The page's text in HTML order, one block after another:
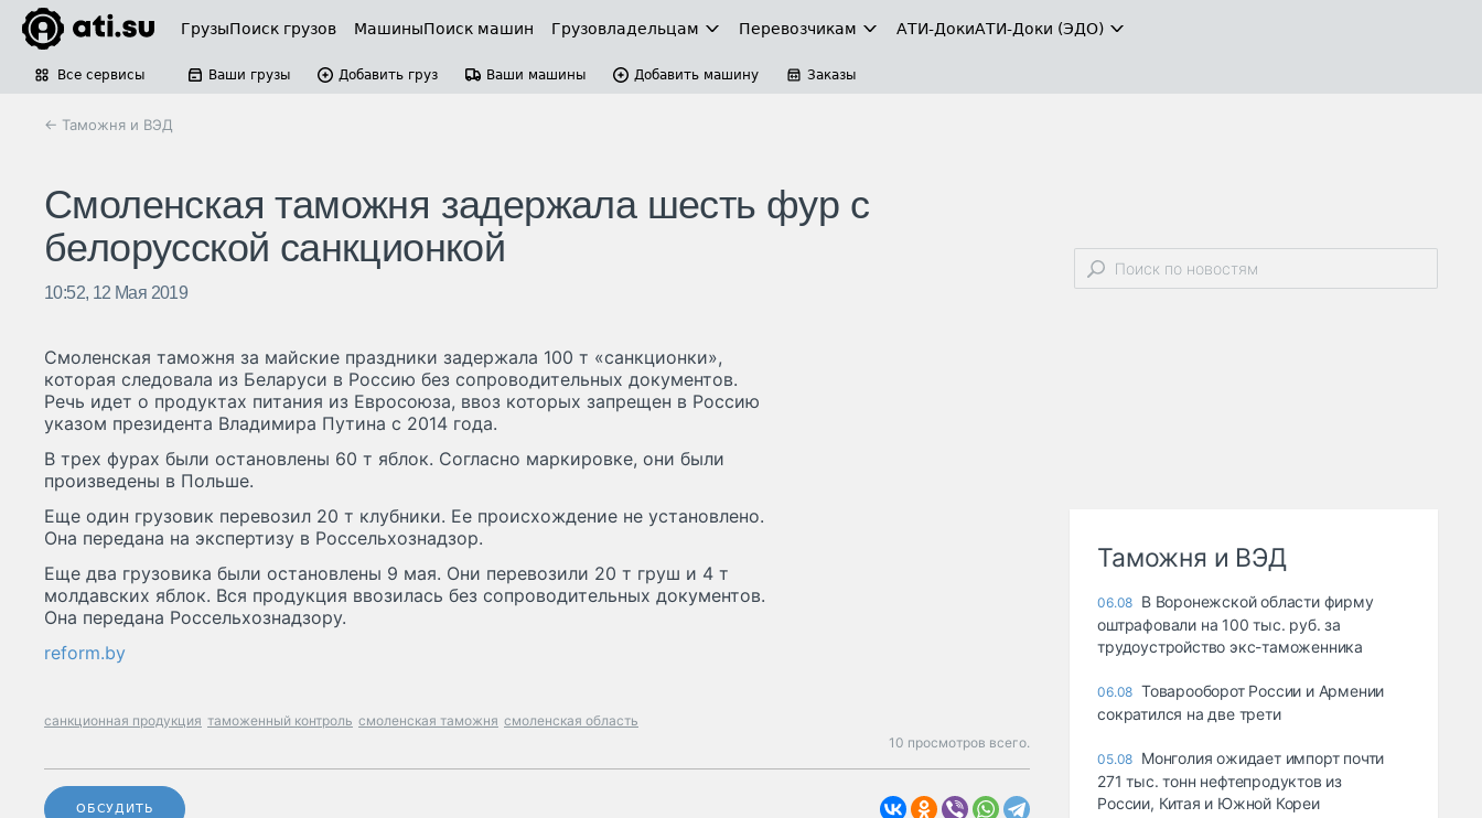
ГрузыПоиск грузов МашиныПоиск машин Грузовладельцам Перевозчикам АТИ-ДокиАТИ-Доки (ЭДО)
Все сервисы Ваши грузы Добавить груз Ваши машины Добавить машину Заказы
← Таможня и ВЭД
Смоленская таможня задержала шесть фур с
белорусской санкционкой
10:52, 12 Мая 2019
Смоленская таможня за майские праздники задержала 100 т «санкционки»,
которая следовала из Беларуси в Россию без сопроводительных документов.
Речь идет о продуктах питания из Евросоюза, ввоз которых запрещен в Россию
указом президента Владимира Путина с 2014 года.
В трех фурах были остановлены 60 т яблок. Согласно маркировке, они были
произведены в Польше.
Еще один грузовик перевозил 20 т клубники. Ее происхождение не установлено.
Она передана на экспертизу в Россельхознадзор.
Еще два грузовика были остановлены 9 мая. Они перевозили 20 т груш и 4 т
молдавских яблок. Вся продукция ввозилась без сопроводительных документов.
Она передана Россельхознадзору.
reform.by
санкционная продукция таможенный контроль смоленская таможня смоленская область
10 просмотров всего.
ОБСУДИТЬ
Таможня и ВЭД
06.08 В Воронежской области фирму
оштрафовали на 100 тыс. руб. за
трудоустройство экс-таможенника
06.08 Товарооборот России и Армении
сократился на две трети
05.08 Монголия ожидает импорт почти
271 тыс. тонн нефтепродуктов из
России, Китая и Южной Кореи